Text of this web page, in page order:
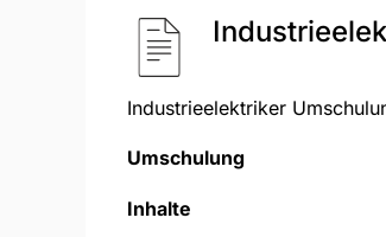
Industrieelektriker
Umschulung
Inhalte